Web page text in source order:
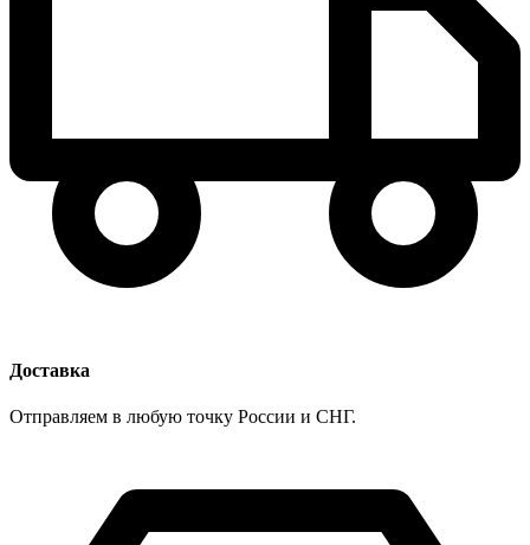
Доставка
Отправляем в любую точку России и СНГ.